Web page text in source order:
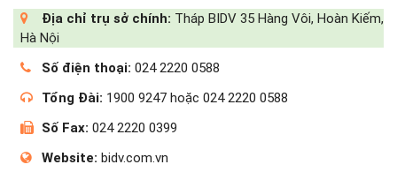
Địa chỉ trụ sở chính: Tháp BIDV 35 Hàng Vôi, Hoàn Kiếm,
Hà Nội
Số điện thoại: 024 2220 0588
Tổng Đài: 1900 9247 hoặc 024 2220 0588
Số Fax: 024 2220 0399
Website: bidv.com.vn